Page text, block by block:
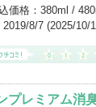
価格： 380ml /
2019/8/7 (2025/10/
プレミアム消